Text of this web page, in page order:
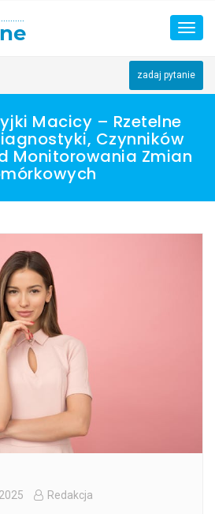
zadaj pytanie
Macicy – Rzetelne
Czynników
Monitorowania Zmian
2025 Redakcja